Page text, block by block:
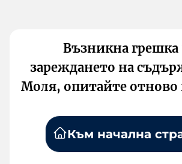
Възникна грешка
зареждането на
Моля, опитайте
Към начална